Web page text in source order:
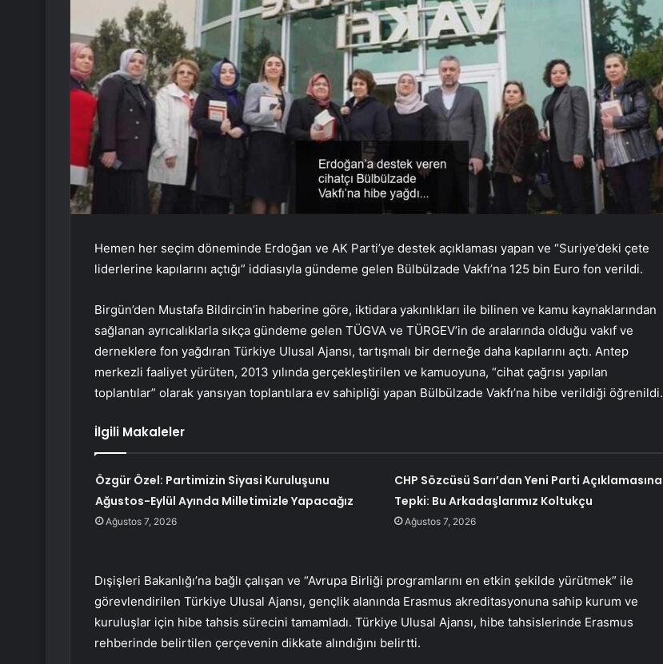
Hemen her seçim döneminde Erdoğan ve AK Parti’ye destek açıklaması yapan ve “Suriye’deki çete
liderlerine kapılarını açtığı” iddiasıyla gündeme gelen Bülbülzade Vakfı’na 125 bin Euro fon verildi.
Birgün’den Mustafa Bildircin’in haberine göre, iktidara yakınlıkları ile bilinen ve kamu kaynaklarından
sağlanan ayrıcalıklarla sıkça gündeme gelen TÜGVA ve TÜRGEV’in de aralarında olduğu vakıf ve
derneklere fon yağdıran Türkiye Ulusal Ajansı, tartışmalı bir derneğe daha kapılarını açtı. Antep
merkezli faaliyet yürüten, 2013 yılında gerçekleştirilen ve kamuoyuna, “cihat çağrısı yapılan
toplantılar” olarak yansıyan toplantılara ev sahipliği yapan Bülbülzade Vakfı’na hibe verildiği öğrenildi.
İlgili Makaleler
Özgür Özel: Partimizin Siyasi Kuruluşunu
Ağustos-Eylül Ayında Milletimizle Yapacağız
Ağustos 7, 2026
CHP Sözcüsü Sarı’dan Yeni Parti Açıklamasına
Tepki: Bu Arkadaşlarımız Koltukçu
Ağustos 7, 2026
Dışişleri Bakanlığı’na bağlı çalışan ve “Avrupa Birliği programlarını en etkin şekilde yürütmek” ile
görevlendirilen Türkiye Ulusal Ajansı, gençlik alanında Erasmus akreditasyonuna sahip kurum ve
kuruluşlar için hibe tahsis sürecini tamamladı. Türkiye Ulusal Ajansı, hibe tahsislerinde Erasmus
rehberinde belirtilen çerçevenin dikkate alındığını belirtti.